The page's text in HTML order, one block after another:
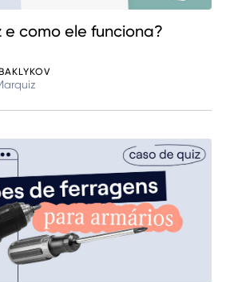
e como ele funciona?